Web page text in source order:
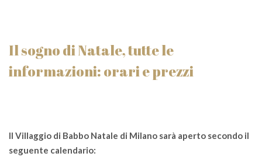
Il sogno di Natale, tutte le
informazioni: orari e prezzi
Il Villaggio di Babbo Natale di Milano sarà aperto secondo il
seguente calendario: